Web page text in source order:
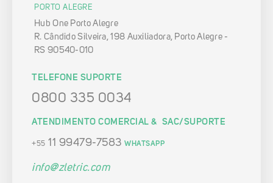
PORTO ALEGRE
Hub One Porto Alegre
R. Cândido Silveira, 198 Auxiliadora, Porto Alegre -
RS 90540-010
TELEFONE SUPORTE
0800 335 0034
ATENDIMENTO COMERCIAL & SAC/SUPORTE
+55 11 99479-7583 WHATSAPP
info@zletric.com